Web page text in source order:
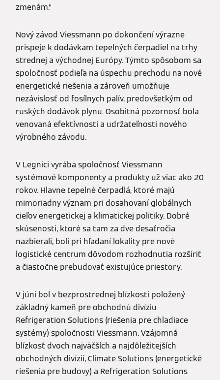
zmenám.“
Nový závod Viessmann po dokončení výrazne
prispeje k dodávkam tepelných čerpadiel na trhy
strednej a východnej Európy. Týmto spôsobom sa
spoločnosť podieľa na úspechu prechodu na nové
energetické riešenia a zároveň umožňuje
nezávislosť od fosílnych palív, predovšetkým od
ruských dodávok plynu. Osobitná pozornosť bola
venovaná efektívnosti a udržateľnosti nového
výrobného závodu.
V Legnici vyrába spoločnosť Viessmann
systémové komponenty a produkty už viac ako 20
rokov. Hlavne tepelné čerpadlá, ktoré majú
mimoriadny význam pri dosahovaní globálnych
cieľov energetickej a klimatickej politiky. Dobré
skúsenosti, ktoré sa tam za dve desaťročia
nazbierali, boli pri hľadaní lokality pre nové
logistické centrum dôvodom rozhodnutia rozšíriť
a čiastočne prebudovať existujúce priestory.
V júni bol v bezprostrednej blízkosti položený
základný kameň pre obchodnú divíziu
Refrigeration Solutions (riešenia pre chladiace
systémy) spoločnosti Viessmann. Vzájomná
blízkosť dvoch najväčších a najdôležitejších
obchodných divízií, Climate Solutions (energetické
riešenia pre budovy) a Refrigeration Solutions